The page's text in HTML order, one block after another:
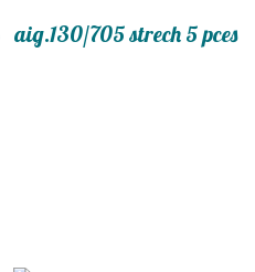
aig.130/705 strech 5 pces